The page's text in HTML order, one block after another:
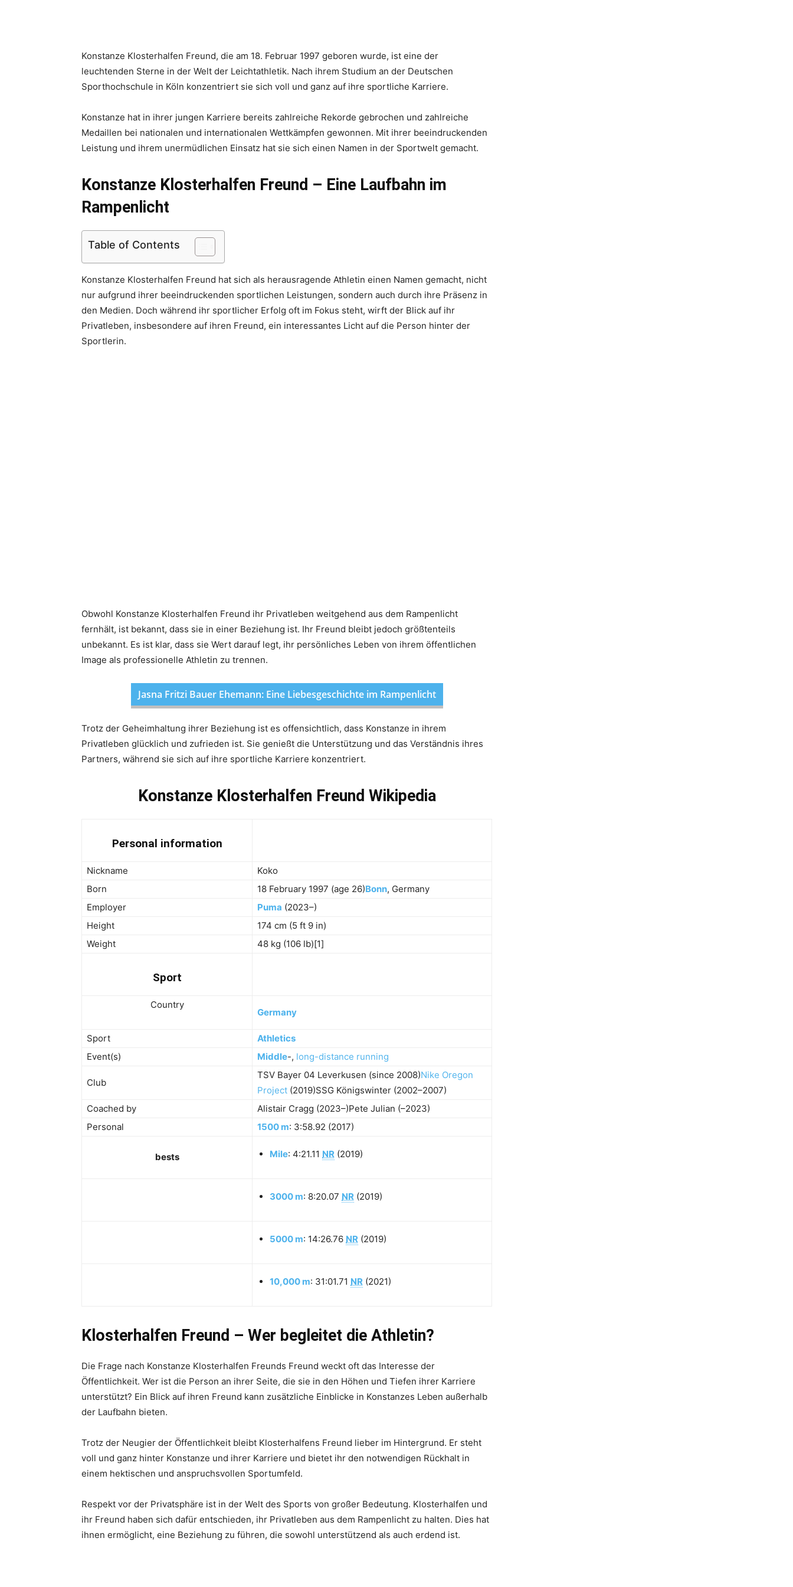
Konstanze Klosterhalfen Freund, die am 18. Februar 1997 geboren wurde, ist eine der
leuchtenden Sterne in der Welt der Leichtathletik. Nach ihrem Studium an der Deutschen
Sporthochschule in Köln konzentriert sie sich voll und ganz auf ihre sportliche Karriere.
Konstanze hat in ihrer jungen Karriere bereits zahlreiche Rekorde gebrochen und zahlreiche
Medaillen bei nationalen und internationalen Wettkämpfen gewonnen. Mit ihrer beeindruckenden
Leistung und ihrem unermüdlichen Einsatz hat sie sich einen Namen in der Sportwelt gemacht.
Konstanze Klosterhalfen Freund – Eine Laufbahn im
Rampenlicht
Table of Contents
Konstanze Klosterhalfen Freund hat sich als herausragende Athletin einen Namen gemacht, nicht
nur aufgrund ihrer beeindruckenden sportlichen Leistungen, sondern auch durch ihre Präsenz in
den Medien. Doch während ihr sportlicher Erfolg oft im Fokus steht, wirft der Blick auf ihr
Privatleben, insbesondere auf ihren Freund, ein interessantes Licht auf die Person hinter der
Sportlerin.
Obwohl Konstanze Klosterhalfen Freund ihr Privatleben weitgehend aus dem Rampenlicht
fernhält, ist bekannt, dass sie in einer Beziehung ist. Ihr Freund bleibt jedoch größtenteils
unbekannt. Es ist klar, dass sie Wert darauf legt, ihr persönliches Leben von ihrem öffentlichen
Image als professionelle Athletin zu trennen.
Jasna Fritzi Bauer Ehemann: Eine Liebesgeschichte im Rampenlicht
Trotz der Geheimhaltung ihrer Beziehung ist es offensichtlich, dass Konstanze in ihrem
Privatleben glücklich und zufrieden ist. Sie genießt die Unterstützung und das Verständnis ihres
Partners, während sie sich auf ihre sportliche Karriere konzentriert.
Konstanze Klosterhalfen Freund Wikipedia
Personal information
Nickname
Koko
Born
18 February 1997 (age 26)Bonn, Germany
Employer
Puma (2023–)
Height
174 cm (5 ft 9 in)
Weight
48 kg (106 lb)[1]
Sport
Country
Germany
Sport
Athletics
Event(s)
Middle-, long-distance running
Club
TSV Bayer 04 Leverkusen (since 2008)Nike Oregon
Project (2019)SSG Königswinter (2002–2007)
Coached by
Alistair Cragg (2023–)Pete Julian (–2023)
Personal
1500 m: 3:58.92 (2017)
bests Mile: 4:21.11 NR (2019)
3000 m: 8:20.07 NR (2019)
5000 m: 14:26.76 NR (2019)
10,000 m: 31:01.71 NR (2021)
Klosterhalfen Freund – Wer begleitet die Athletin?
Die Frage nach Konstanze Klosterhalfen Freunds Freund weckt oft das Interesse der
Öffentlichkeit. Wer ist die Person an ihrer Seite, die sie in den Höhen und Tiefen ihrer Karriere
unterstützt? Ein Blick auf ihren Freund kann zusätzliche Einblicke in Konstanzes Leben außerhalb
der Laufbahn bieten.
Trotz der Neugier der Öffentlichkeit bleibt Klosterhalfens Freund lieber im Hintergrund. Er steht
voll und ganz hinter Konstanze und ihrer Karriere und bietet ihr den notwendigen Rückhalt in
einem hektischen und anspruchsvollen Sportumfeld.
Respekt vor der Privatsphäre ist in der Welt des Sports von großer Bedeutung. Klosterhalfen und
ihr Freund haben sich dafür entschieden, ihr Privatleben aus dem Rampenlicht zu halten. Dies hat
ihnen ermöglicht, eine Beziehung zu führen, die sowohl unterstützend als auch erdend ist.